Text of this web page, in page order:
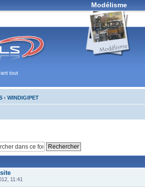
Modélisme
tout
‹ WINDIGIPET
11:41